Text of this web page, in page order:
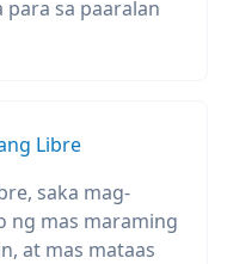
sa paaralan
Libre
saka mag-
ng mas maraming
at mas mataas